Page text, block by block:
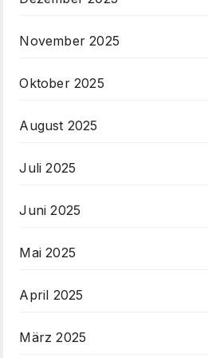
November 2025
Oktober 2025
August 2025
Juli 2025
Juni 2025
Mai 2025
April 2025
März 2025